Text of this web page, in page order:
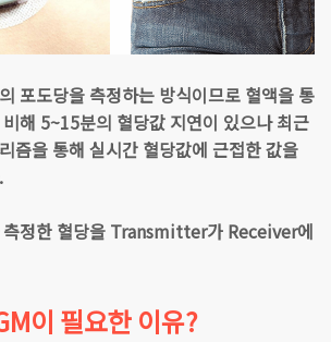
포도당을 측정하는 방식이므로 혈액을 통
해 5~15분의 혈당값 지연이 있으나 최근
즘을 통해 실시간 혈당값에 근접한 값을
정한 혈당을 Transmitter가 Receiver에
이 필요한 이유?